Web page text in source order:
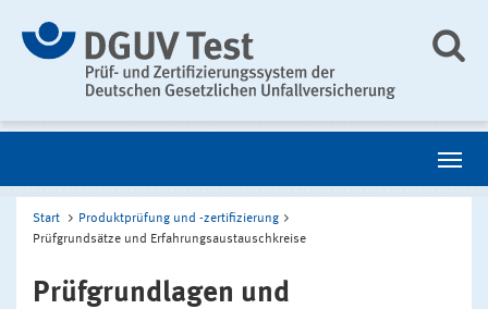
Start
Produktprüfung und -zertifizierung
Prüfgrundsätze und Erfahrungsaustauschkreise
Prüfgrundlagen und